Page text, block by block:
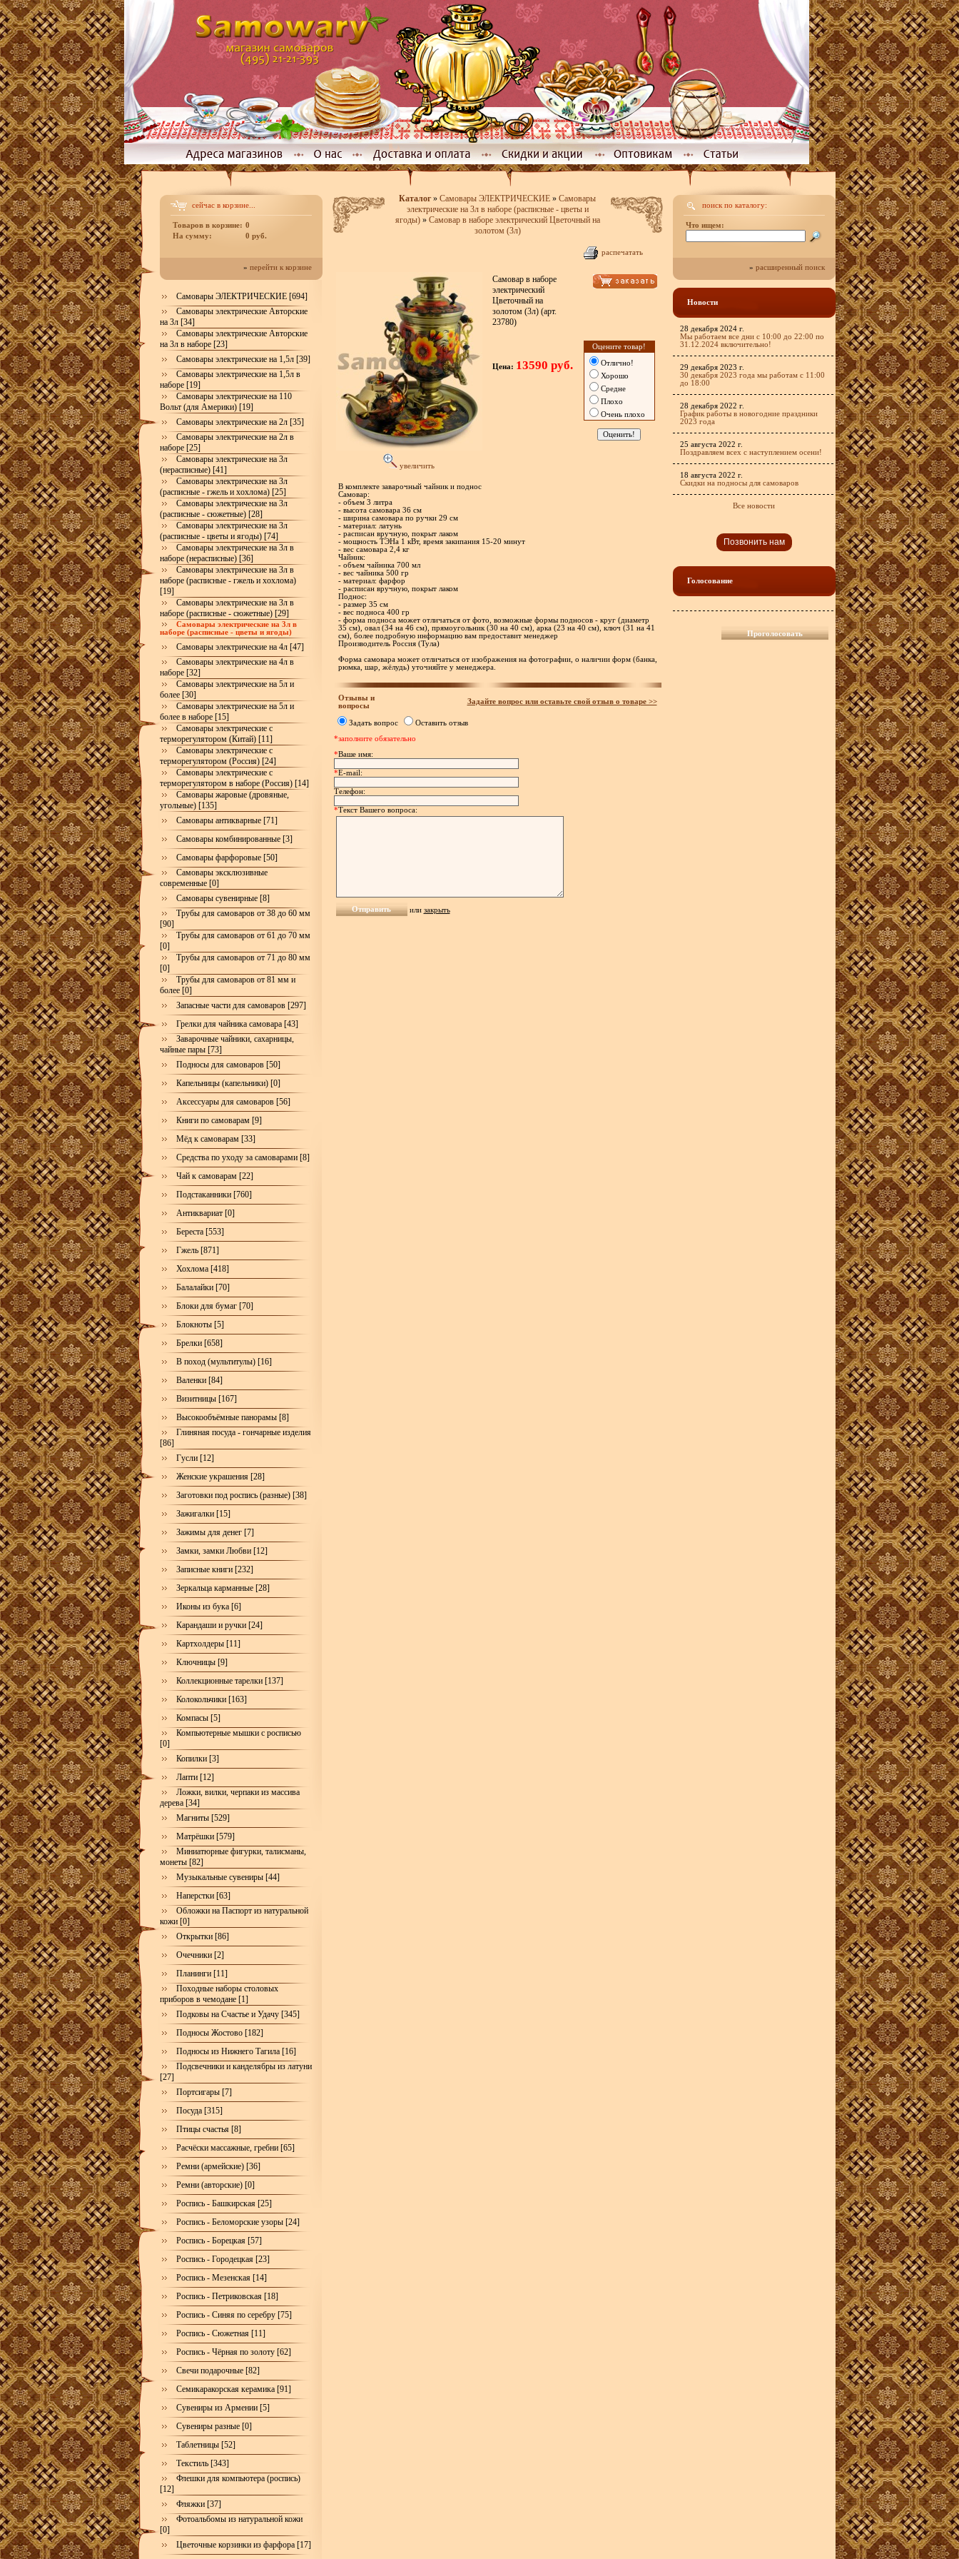
сейчас в корзине...
Товаров в корзине: 0
На сумму:
0 руб.
» перейти к корзине
Самовары ЭЛЕКТРИЧЕСКИЕ [694]
Самовары электрические Авторские
на 3л [34]
Самовары электрические Авторские
на 3л в наборе [23]
Самовары электрические на 1,5л [39]
Самовары электрические на 1,5л в
наборе [19]
Самовары электрические на 110
Вольт (для Америки) [19]
Самовары электрические на 2л [35]
Самовары электрические на 2л в
наборе [25]
Самовары электрические на 3л
(нерасписные) [41]
Самовары электрические на 3л
(расписные - гжель и хохлома) [25]
Самовары электрические на 3л
(расписные - сюжетные) [28]
Самовары электрические на 3л
(расписные - цветы и ягоды) [74]
Самовары электрические на 3л в
наборе (нерасписные) [36]
Самовары электрические на 3л в
наборе (расписные - гжель и хохлома)
[19]
Самовары электрические на 3л в
наборе (расписные - сюжетные) [29]
Самовары электрические на 3л в
наборе (расписные - цветы и ягоды)
Самовары электрические на 4л [47]
Самовары электрические на 4л в
наборе [32]
Самовары электрические на 5л и
более [30]
Самовары электрические на 5л и
более в наборе [15]
Самовары электрические с
терморегулятором (Китай) [11]
Самовары электрические с
терморегулятором (Россия) [24]
Самовары электрические с
терморегулятором в наборе (Россия) [14]
Самовары жаровые (дровяные,
угольные) [135]
Самовары антикварные [71]
Самовары комбинированные [3]
Самовары фарфоровые [50]
Самовары эксклюзивные
современные [0]
Самовары сувенирные [8]
Трубы для самоваров от 38 до 60 мм
[90]
Трубы для самоваров от 61 до 70 мм
[0]
Трубы для самоваров от 71 до 80 мм
[0]
Трубы для самоваров от 81 мм и
более [0]
Запасные части для самоваров [297]
Грелки для чайника самовара [43]
Заварочные чайники, сахарницы,
чайные пары [73]
Подносы для самоваров [50]
Капельницы (капельники) [0]
Аксессуары для самоваров [56]
Книги по самоварам [9]
Мёд к самоварам [33]
Средства по уходу за самоварами [8]
Чай к самоварам [22]
Подстаканники [760]
Антиквариат [0]
Береста [553]
Гжель [871]
Хохлома [418]
Балалайки [70]
Блоки для бумаг [70]
Блокноты [5]
Брелки [658]
В поход (мультитулы) [16]
Валенки [84]
Визитницы [167]
Высокообъёмные панорамы [8]
Глиняная посуда - гончарные изделия
[86]
Гусли [12]
Женские украшения [28]
Заготовки под роспись (разные) [38]
Зажигалки [15]
Зажимы для денег [7]
Замки, замки Любви [12]
Записные книги [232]
Зеркальца карманные [28]
Иконы из бука [6]
Карандаши и ручки [24]
Картхолдеры [11]
Ключницы [9]
Коллекционные тарелки [137]
Колокольчики [163]
Компасы [5]
Компьютерные мышки с росписью
[0]
Копилки [3]
Лапти [12]
Ложки, вилки, черпаки из массива
дерева [34]
Магниты [529]
Матрёшки [579]
Миниатюрные фигурки, талисманы,
монеты [82]
Музыкальные сувениры [44]
Наперстки [63]
Обложки на Паспорт из натуральной
кожи [0]
Открытки [86]
Очечники [2]
Планинги [11]
Походные наборы столовых
приборов в чемодане [1]
Подковы на Счастье и Удачу [345]
Подносы Жостово [182]
Подносы из Нижнего Тагила [16]
Подсвечники и канделябры из латуни
[27]
Портсигары [7]
Посуда [315]
Птицы счастья [8]
Расчёски массажные, гребни [65]
Ремни (армейские) [36]
Ремни (авторские) [0]
Роспись - Башкирская [25]
Роспись - Беломорские узоры [24]
Роспись - Борецкая [57]
Роспись - Городецкая [23]
Роспись - Мезенская [14]
Роспись - Петриковская [18]
Роспись - Синяя по серебру [75]
Роспись - Сюжетная [11]
Роспись - Чёрная по золоту [62]
Свечи подарочные [82]
Семикаракорская керамика [91]
Сувениры из Армении [5]
Сувениры разные [0]
Таблетницы [52]
Текстиль [343]
Флешки для компьютера (роспись)
[12]
Фляжки [37]
Фотоальбомы из натуральной кожи
[0]
Цветочные корзинки из фарфора [17]
Каталог» Самовары ЭЛЕКТРИЧЕСКИЕ » Самовары
электрические на 3л в наборе (расписные - цветы и
ягоды)» Самовар в наборе электрический Цветочный на
золотом (3л)
распечатать
увеличить
Самовар в наборе
электрический
Цветочный на
золотом (3л) (арт.
23780)
Цена: 13590 руб.
Оцените товар!
Отлично!
Хорошо
Средне
Плохо
Очень плохо
В комплекте заварочный чайник и поднос
Самовар:
- объем 3 литра
- высота самовара 36 см
- ширина самовара по ручки 29 см
- материал: латунь
- расписан вручную, покрыт лаком
- мощность ТЭНа 1 кВт, время закипания 15-20 минут
- вес самовара 2,4 кг
Чайник:
- объем чайника 700 мл
- вес чайника 500 гр
- материал: фарфор
- расписан вручную, покрыт лаком
Поднос:
- размер 35 см
- вес подноса 400 гр
- форма подноса может отличаться от фото, возможные формы подносов - круг (диаметр
35 см), овал (34 на 46 см), прямоугольник (30 на 40 см), арка (23 на 40 см), ключ (31 на 41
см), более подробную информацию вам предоставит менеджер
Производитель Россия (Тула)
Форма самовара может отличаться от изображения на фотографии, о наличии форм (банка,
рюмка, шар, жёлудь) уточняйте у менеджера.
Отзывы и
вопросы
Задайте вопрос или оставьте свой отзыв о товаре >>
Задать вопрос
Оставить отзыв
*заполните обязательно
*Ваше имя:
*E-mail:
Телефон:
*Текст Вашего вопроса:
или закрыть
поиск по каталогу:
Что ищем:
» расширенный поиск
Новости
28 декабря 2024 г.
Мы работаем все дни с 10:00 до 22:00 по
31.12.2024 включительно!
29 декабря 2023 г.
30 декабря 2023 года мы работам с 11:00
до 18:00
28 декабря 2022 г.
График работы в новогодние праздники
2023 года
25 августа 2022 г.
Поздравляем всех с наступлением осени!
18 августа 2022 г.
Скидки на подносы для самоваров
Все новости
Позвонить нам
Голосование